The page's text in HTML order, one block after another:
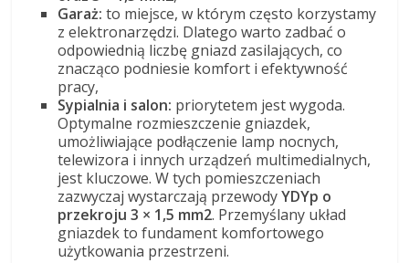
Garaż: to miejsce, w którym często korzystamy
z elektronarzędzi. Dlatego warto zadbać o
odpowiednią liczbę gniazd zasilających, co
znacząco podniesie komfort i efektywność
pracy,
Sypialnia i salon: priorytetem jest wygoda.
Optymalne rozmieszczenie gniazdek,
umożliwiające podłączenie lamp nocnych,
telewizora i innych urządzeń multimedialnych,
jest kluczowe. W tych pomieszczeniach
zazwyczaj wystarczają przewodyYDYp o
przekroju 3 × 1,5 mm2. Przemyślany układ
gniazdek to fundament komfortowego
użytkowania przestrzeni.